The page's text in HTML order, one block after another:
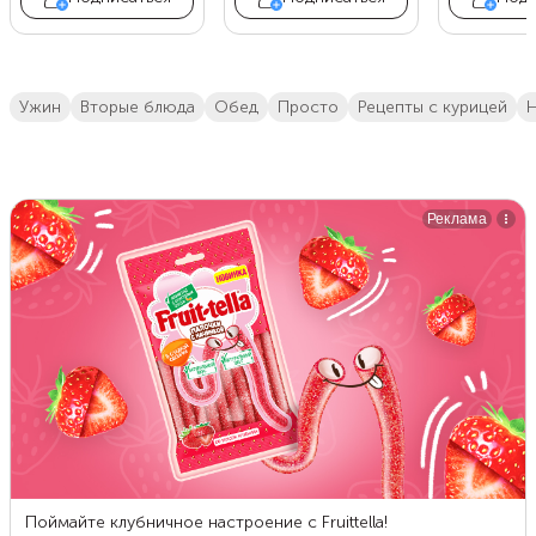
ужин вторые блюда обед просто Рецепты с курицей